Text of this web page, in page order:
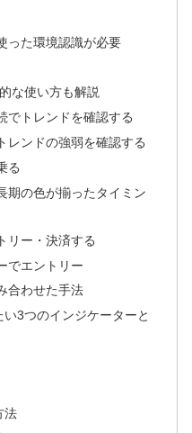
った環境認識が必要
な使い方も解説
でトレンドを確認する
レンドの強弱を確認する
る
期の色が揃ったタイミン
リー・決済する
でエントリー
合わせた手法
3つのインジケーターと
法